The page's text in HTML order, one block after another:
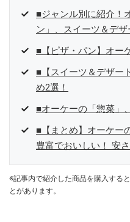
■ジャンル別に紹介！
ン」、スイーツ＆デザ
■【ピザ・パン】オー
■【スイーツ＆デザー
め2選！
■オーケーの「惣菜」
■【まとめ】オーケー
豊富でおいしい！ 安
※記事内で紹介した商品を購入する
とがあります。